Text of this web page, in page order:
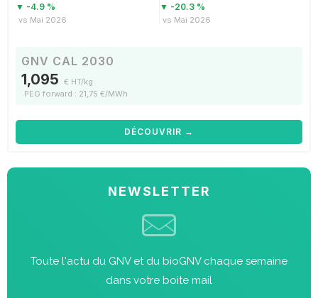
▼ -4.9 %
vs Mai 2026
▼ -20.3 %
vs Mai 2026
GNV CAL 2030
1,095 € HT/kg
PEG forward : 21,75 €/MWh
DÉCOUVRIR →
NEWSLETTER
Toute l'actu du GNV et du bioGNV chaque semaine
dans votre boite mail